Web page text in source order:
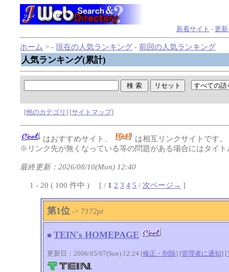
新着サイト - 更
ホーム > -現在の人気ランキング -前回の人気ランキング
人気ランキング(累計)
[他のカテゴリ] [サイトマップ]
はおすすめサイト、
は相互リンクサイトです。
※リンク先が無くなっている等の問題がある場合にはタイト
最終更新：2026/08/10(Mon) 12:40
1 - 20 ( 100 件中 ) [ / 1 2 3 4 5 / 次ページ→ ]
第1位 -> 7172pt
■ TEIN's HOMEPAGE
更新日：2006/05/07(Sun) 12:24 [修正・削除] [管理者に通知] [